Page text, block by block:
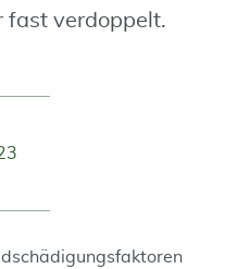
fast verdoppelt.